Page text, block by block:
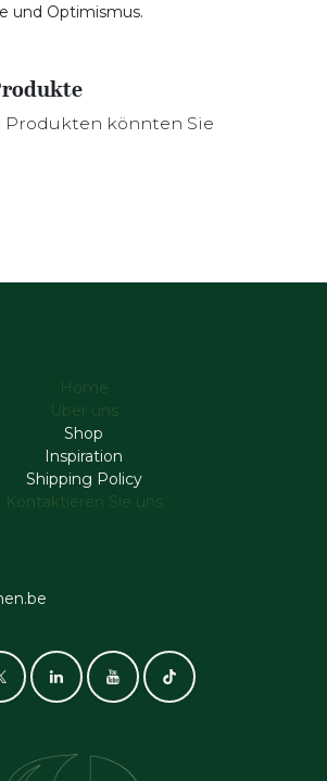
und Optimismus.
Produkten könnten Sie
Home
Über uns
Shop
Inspiration
Shipping Policy
Kontaktieren Sie uns